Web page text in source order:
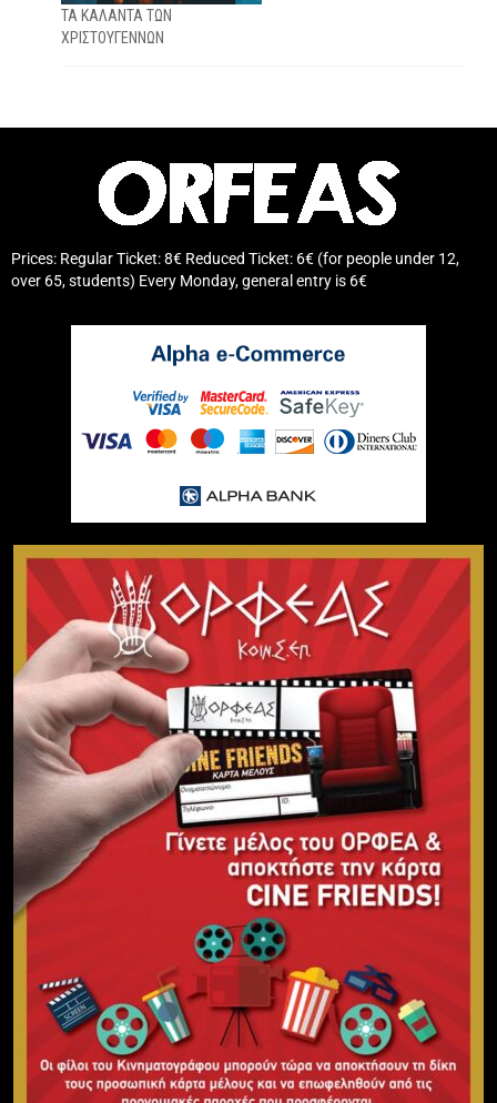
ΤΑ ΚΑΛΑΝΤΑ ΤΩΝ
ΧΡΙΣΤΟΥΓΕΝΝΩΝ
Prices: Regular Ticket: 8€ Reduced Ticket: 6€ (for people under 12,
over 65, students) Every Monday, general entry is 6€